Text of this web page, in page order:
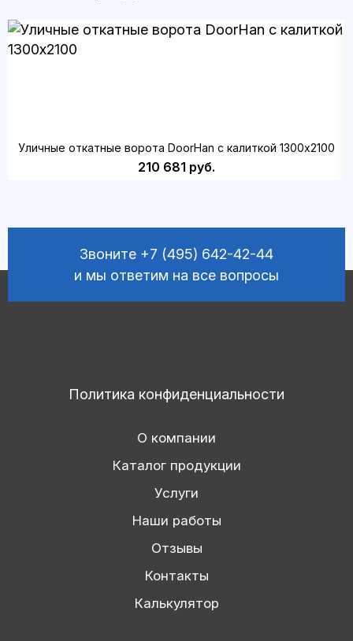
Уличные откатные ворота DoorHan с калиткой 1300х2100
210 681 руб.
Звоните +7 (495) 642-42-44
и мы ответим на все вопросы
Политика конфиденциальности
О компании
Каталог продукции
Услуги
Наши работы
Отзывы
Контакты
Калькулятор